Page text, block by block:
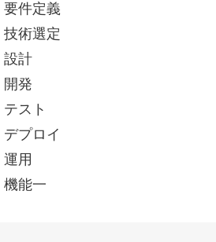
要件定義
技術選定
設計
開発
テスト
デプロイ
運用
機能一